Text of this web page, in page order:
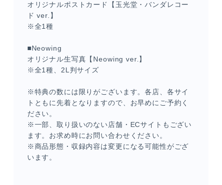
オリジナルポストカード【玉光堂・バンダレコー
ド ver.】
※全1種
■Neowing
オリジナル生写真【Neowing ver.】
※全1種、2L判サイズ
※特典の数には限りがございます。各店、各サイ
トともに先着となりますので、お早めにご予約く
ださい。
※一部、取り扱いのない店舗・ECサイトもござい
ます。お求め時にお問い合わせください。
※商品形態・収録内容は変更になる可能性がござ
います。